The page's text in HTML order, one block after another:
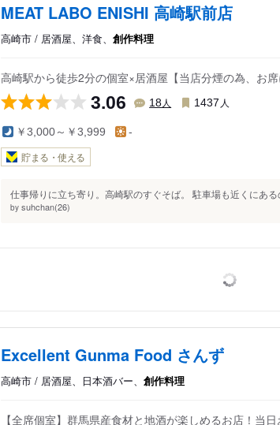
MEAT LABO ENISHI 高崎駅前店
高崎市 / 居酒屋、洋食、 創作料理
高崎駅から徒歩2分の個室×居酒屋【当店分煙の為、お
3.06 18人 1437 人
￥3,000～￥3,999 -
貯まる・使える
仕事帰りに立ち寄り。高崎駅のすぐそば。 駐車場も近くにあ
by suhchan(26)
Excellent Gunma Food さんず
高崎市 / 居酒屋、日本酒バー、 創作料理
【全席個室】群馬県産食材と地酒が楽しめるお店！当